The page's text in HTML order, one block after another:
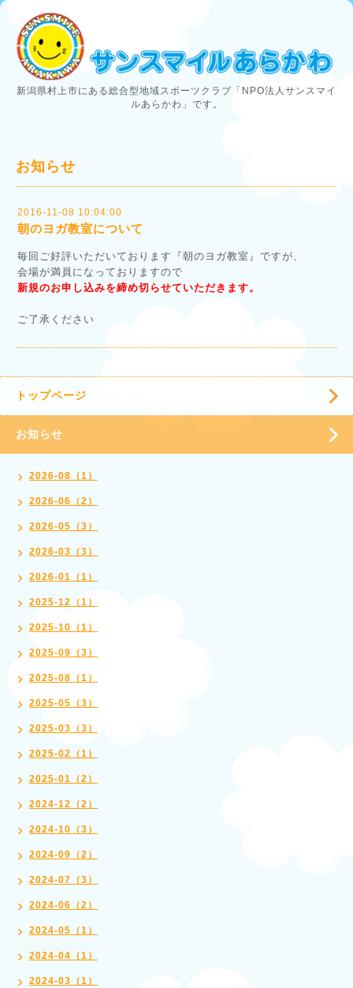
新潟県村上市にある総合型地域スポーツクラブ「NPO法人サンスマイ
ルあらかわ」です。
お知らせ
2016-11-08 10:04:00
朝のヨガ教室について
毎回ご好評いただいております『朝のヨガ教室』ですが、
会場が満員になっておりますので
新規のお申し込みを締め切らせていただきます。
ご了承ください
トップページ
お知らせ
2026-08（1）
2026-06（2）
2026-05（3）
2026-03（3）
2026-01（1）
2025-12（1）
2025-10（1）
2025-09（3）
2025-08（1）
2025-05（3）
2025-03（3）
2025-02（1）
2025-01（2）
2024-12（2）
2024-10（3）
2024-09（2）
2024-07（3）
2024-06（2）
2024-05（1）
2024-04（1）
2024-03（1）